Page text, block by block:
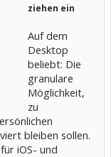
ziehen ein
Auf dem
Desktop
beliebt: Die
granulare
Möglichkeit,
zu
bleiben sollen.
iOS- und